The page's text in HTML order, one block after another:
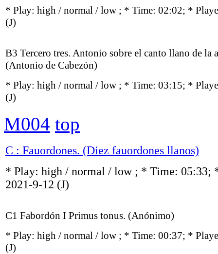
* Play: high / normal / low ; * Time: 02:02; *
(J)
B3 Tercero tres. Antonio sobre el canto llano de la
(Antonio de Cabezón)
* Play: high / normal / low ; * Time: 03:15; *
(J)
M004 top
C : Fauordones. (Diez fauordones llanos)
* Play: high / normal / low ; * Time: 05:33;
2021-9-12 (J)
C1 Fabordón I Primus tonus. (Anónimo)
* Play: high / normal / low ; * Time: 00:37; *
(J)